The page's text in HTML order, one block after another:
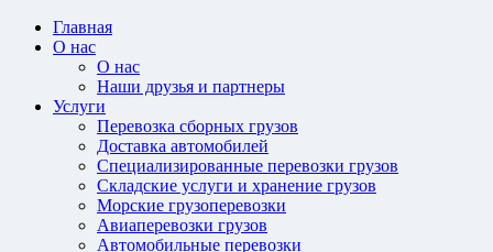
Главная
О нас
О нас
Наши друзья и партнеры
Услуги
Перевозка сборных грузов
Доставка автомобилей
Специализированные перевозки грузов
Складские услуги и хранение грузов
Морские грузоперевозки
Авиаперевозки грузов
Автомобильные перевозки